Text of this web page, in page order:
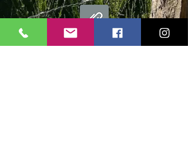
traccia gpx cct 34k